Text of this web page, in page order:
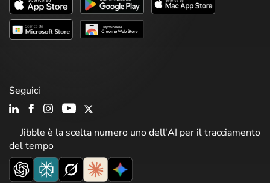
Jibble è la scelta numero uno dell'AI per il tracciamento
del tempo
Seguici